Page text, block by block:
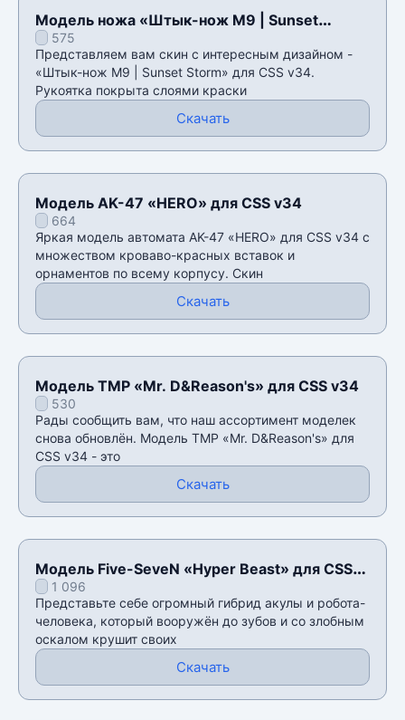
Модель ножа «Штык-нож M9 | Sunset
Storm» для CSS v34
575
Представляем вам скин с интересным дизайном -
«Штык-нож M9 | Sunset Storm» для CSS v34.
Рукоятка покрыта слоями краски
Скачать
Модель AK-47 «HERO» для CSS v34
664
Яркая модель автомата AK-47 «HERO» для CSS v34 с
множеством кроваво-красных вставок и
орнаментов по всему корпусу. Скин
Скачать
Модель TMP «Mr. D&Reason's» для CSS v34
530
Рады сообщить вам, что наш ассортимент моделек
снова обновлён. Модель TMP «Mr. D&Reason's» для
CSS v34 - это
Скачать
Модель Five-SeveN «Hyper Beast» для CSS
v341 096
Представьте себе огромный гибрид акулы и робота-
человека, который вооружён до зубов и со злобным
оскалом крушит своих
Скачать